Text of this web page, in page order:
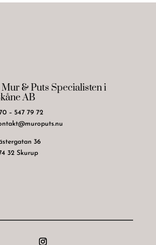
Mur & Puts Specialisten i
AB
– 547 79 72
36
32 Skurup